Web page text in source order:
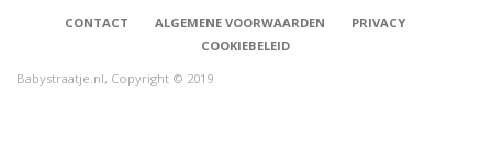
CONTACT ALGEMENE VOORWAARDEN
PRIVACY
COOKIEBELEID
Babystraatje.nl, Copyright © 2019